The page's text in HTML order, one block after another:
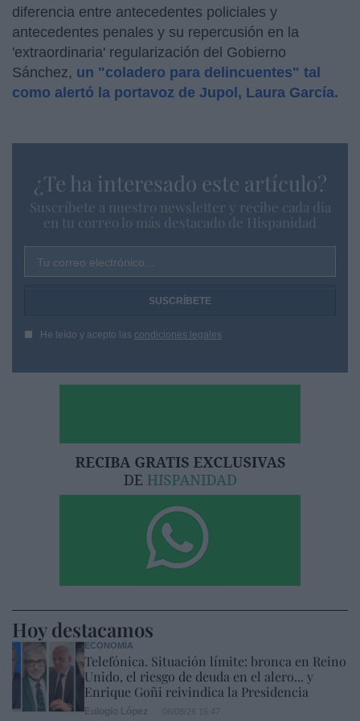
diferencia entre antecedentes policiales y
antecedentes penales y su repercusión en la
'extraordinaria' regularización del Gobierno
Sánchez, un "coladero para delincuentes" tal
como alertó la portavoz de Jupol, Laura García.
¿Te ha interesado este artículo?
Suscríbete a nuestro newsletter y recibe cada dia
en tu correo lo más destacado de Hispanidad
Tu correo electrónico...
He leído y acepto las condiciones legales
Hoy destacamos
ECONOMÍA
Telefónica. Situación límite: bronca en Reino
Unido, el riesgo de deuda en el alero... y
Enrique Goñi reivindica la Presidencia